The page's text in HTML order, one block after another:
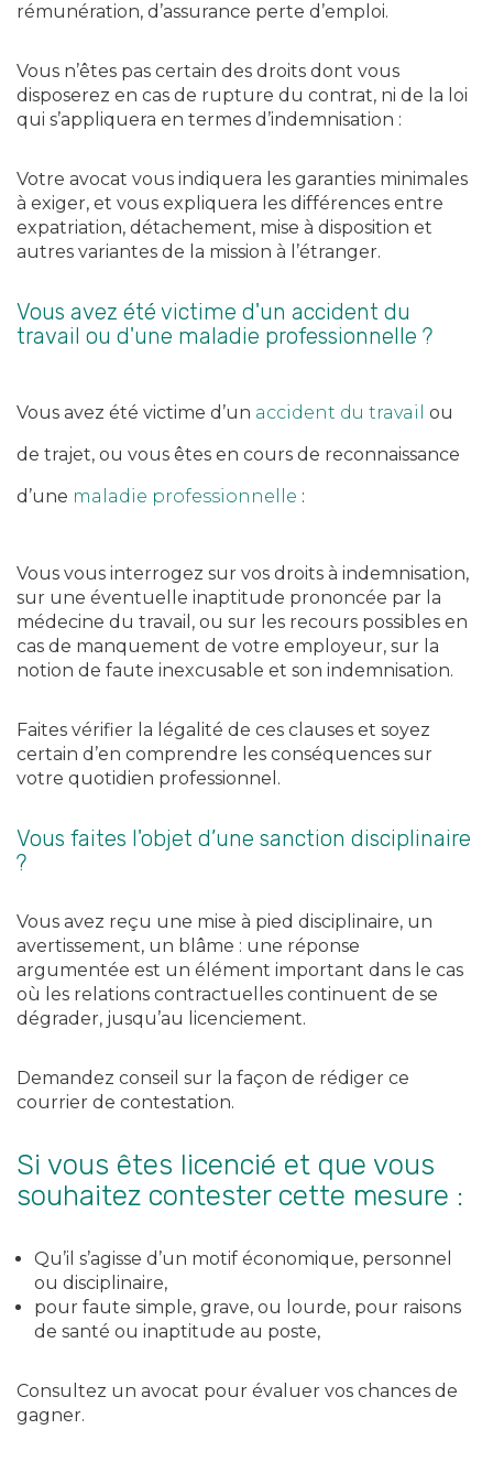
rémunération, d’assurance perte d’emploi.
Vous n’êtes pas certain des droits dont vous
disposerez en cas de rupture du contrat, ni de la loi
qui s’appliquera en termes d’indemnisation :
Votre avocat vous indiquera les garanties minimales
à exiger, et vous expliquera les différences entre
expatriation, détachement, mise à disposition et
autres variantes de la mission à l’étranger.
Vous avez été victime d'un accident du
travail ou d'une maladie professionnelle ?
Vous avez été victime d’un accident du travail ou
de trajet, ou vous êtes en cours de reconnaissance
d’une maladie professionnelle :
Vous vous interrogez sur vos droits à indemnisation,
sur une éventuelle inaptitude prononcée par la
médecine du travail, ou sur les recours possibles en
cas de manquement de votre employeur, sur la
notion de faute inexcusable et son indemnisation.
Faites vérifier la légalité de ces clauses et soyez
certain d’en comprendre les conséquences sur
votre quotidien professionnel.
Vous faites l'objet d’une sanction disciplinaire
?
Vous avez reçu une mise à pied disciplinaire, un
avertissement, un blâme : une réponse
argumentée est un élément important dans le cas
où les relations contractuelles continuent de se
dégrader, jusqu’au licenciement.
Demandez conseil sur la façon de rédiger ce
courrier de contestation.
Si vous êtes licencié et que vous
souhaitez contester cette mesure :
Qu’il s’agisse d’un motif économique, personnel
ou disciplinaire,
pour faute simple, grave, ou lourde, pour raisons
de santé ou inaptitude au poste,
Consultez un avocat pour évaluer vos chances de
gagner.